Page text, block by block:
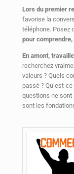
Lors du premier
favorise la
téléphone. Posez
pour
En amont,
recherchez
valeurs ? Quels
passé ? Qu’est-
questions ne
sont les